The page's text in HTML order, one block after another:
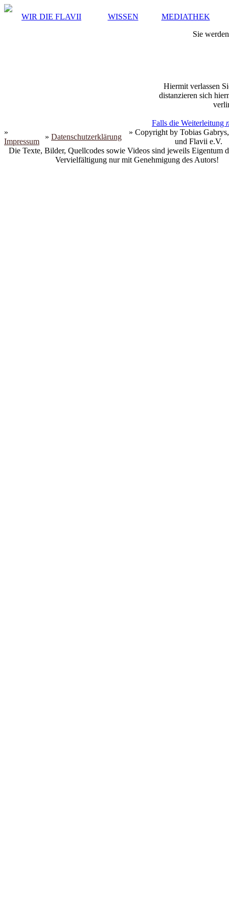
WIR DIE FLAVII WISSEN
MEDIATHEK
Sie
Hiermit verlassen
distanzieren sich
Falls die Weiterleitung
»
Impressum
» Datenschutzerklärung
» Copyright by Tobias
und Flavii e.V.
Die Texte, Bilder, Quellcodes sowie Videos sind jeweils Eigentum
Vervielfältigung nur mit Genehmigung des Autors!